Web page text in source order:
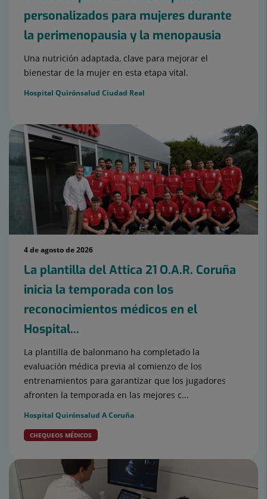
personalizados para mujeres durante
la perimenopausia y la menopausia
Una nutrición adaptada, clave para mejorar el
bienestar de la mujer en esta etapa vital.
Hospital Quirónsalud Ciudad Real
4 de agosto de 2026
La plantilla del Attica 21 O.A.R. Coruña
inicia la temporada con los
reconocimientos médicos en el
Hospital...
La plantilla de balonmano ha completado la
evaluación médica previa al comienzo de los
entrenamientos para garantizar que los jugadores
afronten la temporada en las mejores c...
Hospital Quirónsalud A Coruña
CHEQUEOS MÉDICOS